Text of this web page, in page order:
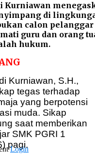
Kurniawan
di
calon
guru dan orang
hukum.
Kurniawan, S.H.,
tegas terhadap
yang berpotensi
muda. Sikap
saat memberikan
SMK PGRI 1
pagi.
Login